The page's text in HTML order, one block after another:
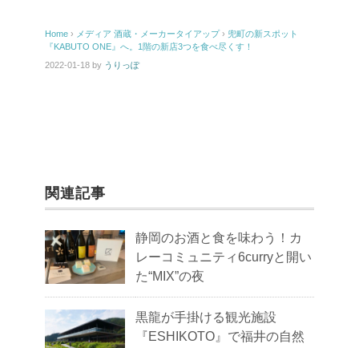
Home › メディア 酒蔵・メーカータイアップ › 兜町の新スポット
『KABUTO ONE』へ。1階の新店3つを食べ尽くす！
2022-01-18 by うりっぽ
関連記事
静岡のお酒と食を味わう！カ
レーコミュニティ6curryと開い
た“MIX”の夜
黒龍が手掛ける観光施設
『ESHIKOTO』で福井の自然